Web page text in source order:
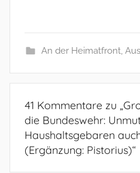
An der Heimatfront,
41 Kommentare zu „
die Bundeswehr:
Haushaltsgebaren
(Ergänzung: Pistorius)“